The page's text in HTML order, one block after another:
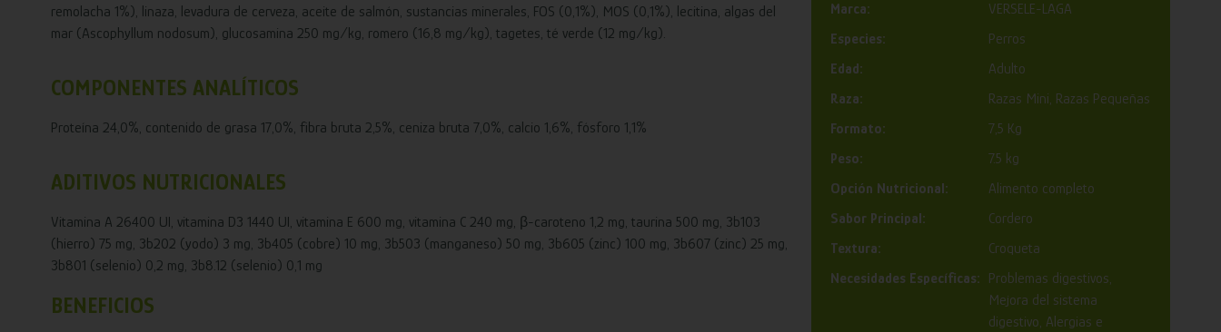
remolacha 1%), linaza, levadura de cerveza, aceite de salmón, sustancias minerales, FOS (0,1%), MOS (0,1%), lecitina, algas del
mar (Ascophyllum nodosum), glucosamina 250 mg/kg, romero (16,8 mg/kg), tagetes, té verde (12 mg/kg).
COMPONENTES ANALÍTICOS
Proteína 24,0%, contenido de grasa 17,0%, fibra bruta 2,5%, ceniza bruta 7,0%, calcio 1,6%, fósforo 1,1%
ADITIVOS NUTRICIONALES
Vitamina A 26400 UI, vitamina D3 1440 UI, vitamina E 600 mg, vitamina C 240 mg, β-caroteno 1,2 mg, taurina 500 mg, 3b103
(hierro) 75 mg, 3b202 (yodo) 3 mg, 3b405 (cobre) 10 mg, 3b503 (manganeso) 50 mg, 3b605 (zinc) 100 mg, 3b607 (zinc) 25 mg,
3b801 (selenio) 0,2 mg, 3b8.12 (selenio) 0,1 mg
BENEFICIOS
Marca:
VERSELE-LAGA
Especies:
Perros
Edad:
Adulto
Raza:
Razas Mini, Razas Pequeñas
Formato:
7,5 Kg
Peso:
7.5 kg
Opción Nutricional:
Alimento completo
Sabor Principal:
Cordero
Textura:
Croqueta
Necesidades Específicas:
Problemas digestivos,
Mejora del sistema
digestivo, Alergias e